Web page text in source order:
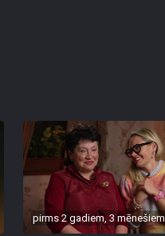
pirms 2 gadiem, 3 mēnešiem